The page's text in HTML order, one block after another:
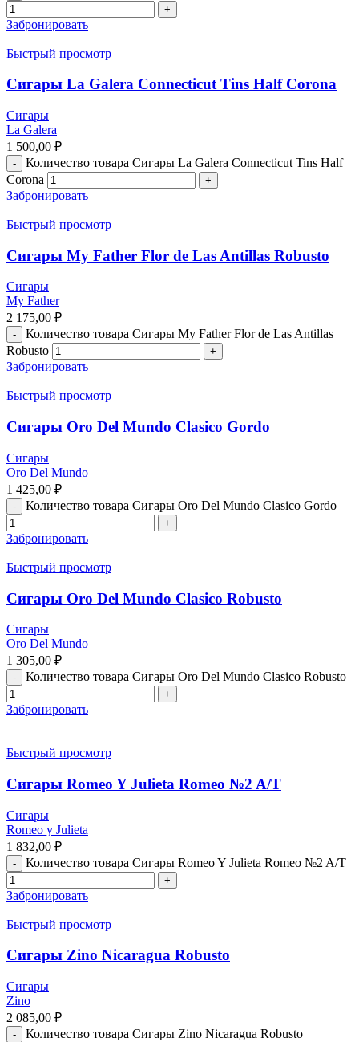
Забронировать
Быстрый просмотр
Сигары La Galera Connecticut Tins Half Corona
Сигары
La Galera
1 500,00 ₽
Количество товара Сигары La Galera Connecticut Tins Half
Corona
Забронировать
Быстрый просмотр
Сигары My Father Flor de Las Antillas Robusto
Сигары
My Father
2 175,00 ₽
Количество товара Сигары My Father Flor de Las Antillas
Robusto
Забронировать
Быстрый просмотр
Сигары Oro Del Mundo Clasico Gordo
Сигары
Oro Del Mundo
1 425,00 ₽
Количество товара Сигары Oro Del Mundo Clasico Gordo
Забронировать
Быстрый просмотр
Сигары Oro Del Mundo Clasico Robusto
Сигары
Oro Del Mundo
1 305,00 ₽
Количество товара Сигары Oro Del Mundo Clasico Robusto
Забронировать
Быстрый просмотр
Сигары Romeo Y Julieta Romeo №2 A/T
Сигары
Romeo y Julieta
1 832,00 ₽
Количество товара Сигары Romeo Y Julieta Romeo №2 A/T
Забронировать
Быстрый просмотр
Сигары Zino Nicaragua Robusto
Сигары
Zino
2 085,00 ₽
Количество товара Сигары Zino Nicaragua Robusto